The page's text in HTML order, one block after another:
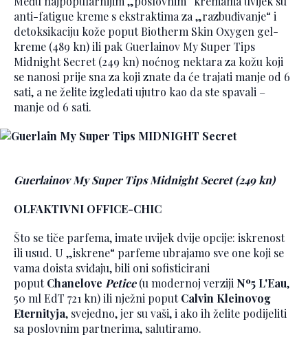
anti-fatigue kreme s ekstraktima za „razbuđivanje“ i
detoksikaciju kože poput Biotherm Skin Oxygen gel-
kreme (489 kn) ili pak Guerlainov My Super Tips
Midnight Secret (249 kn) noćnog nektara za kožu koji
se nanosi prije sna za koji znate da će trajati manje od 6
sati, a ne želite izgledati ujutro kao da ste spavali –
manje od 6 sati.
Guerlainov My Super Tips Midnight Secret (249 kn)
OLFAKTIVNI OFFICE-CHIC
Što se tiče parfema, imate uvijek dvije opcije: iskrenost
ili usud. U „iskrene“ parfeme ubrajamo sve one koji se
vama doista sviđaju, bili oni sofisticirani
poputChanelove Petice (u modernoj verziji Nº5 L'Eau,
50 ml EdT 721 kn) ili nježni poputCalvin Kleinovog
Eternityja, svejedno, jer su vaši, i ako ih želite podijeliti
sa poslovnim partnerima, salutiramo.